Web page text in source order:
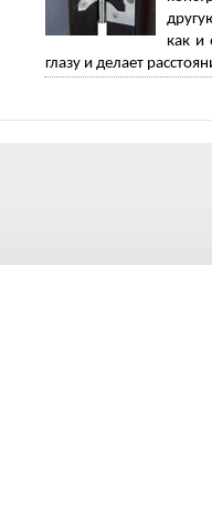
как и
глазу и делает